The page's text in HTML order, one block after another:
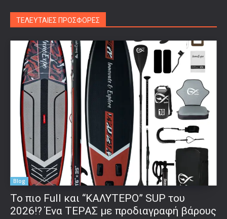
ΤΕΛΕΥΤΑΙΕΣ ΠΡΟΣΦΟΡΕΣ
Blog
To πιο Full και “ΚΑΛΥΤΕΡΟ” SUP του
2026!? Ένα ΤΕΡΑΣ με προδιαγραφή βάρους